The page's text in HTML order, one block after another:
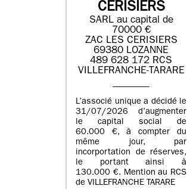
CERISIERS
SARL au capital de
70000 €
ZAC LES CERISIERS
69380 LOZANNE
489 628 172 RCS
VILLEFRANCHE-TARARE
L’associé unique a décidé le
31/07/2026 d’augmenter
le capital social de
60.000 €, à compter du
même jour, par
incorportation de réserves,
le portant ainsi à
130.000 €. Mention au RCS
de VILLEFRANCHE TARARE